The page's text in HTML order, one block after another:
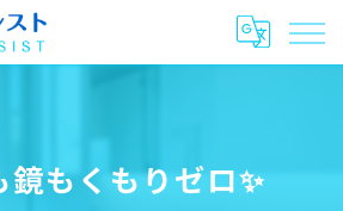
鏡もくもりゼロ✨